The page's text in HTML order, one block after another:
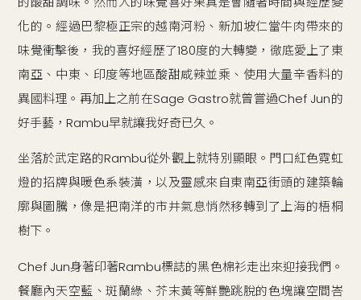
化的。經過巴黎極正宗的越南河粉、新加坡仁當牛肉帶來的
味覺衝擊後，我的喜好經歷了180度的大轉變，徹底愛上了東
南亞、中東、印度等地區酸甜咸辣並乘、使用大量辛香料的
異國料理。再加上之前在Sage Gastro就曾嘗過Chef Jun的
好手藝，Rambu早就讓我好奇已久。
坐落於武定路的Rambu從外觀上就特別顯眼。門口紅色霓虹
燈的招牌與暖色系裝潢，以及靈感來自東南亞街頭的建築輪
廓與圖騰，像是把南洋的市井氣息悄然移轉到了上海的梧桐
樹下。
Chef Jun身著印著Rambu標誌的黑色棉衫走出來迎接我們。
餐廳內天空藍、斑蘭綠、芥末黃等鮮艷跳脫的色塊讓空間峇